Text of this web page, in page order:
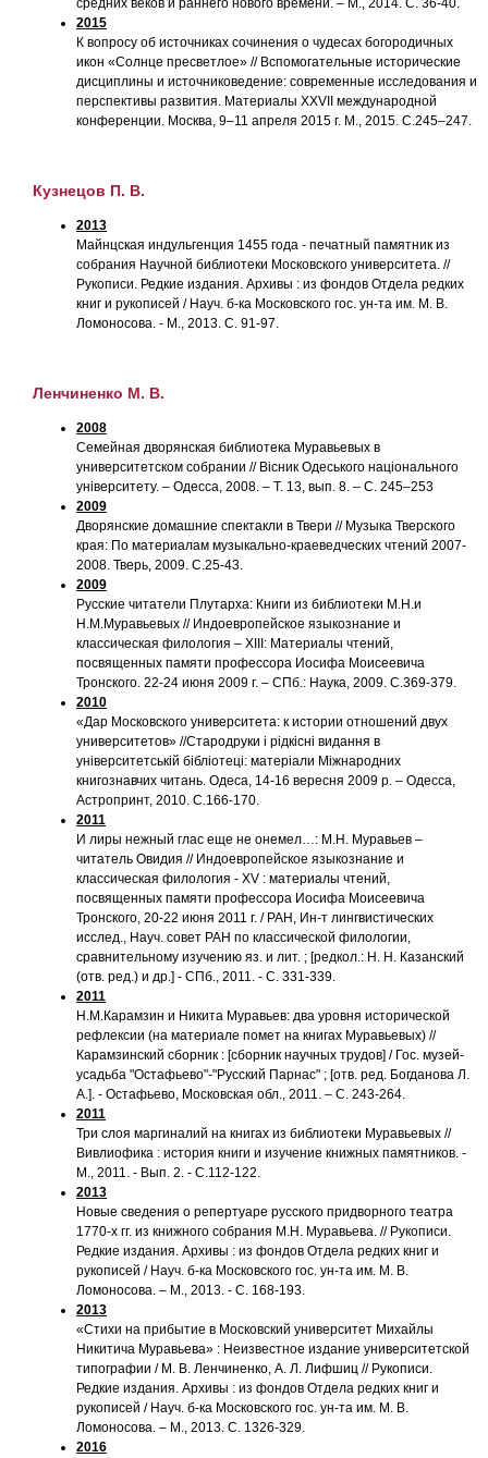
средних веков и раннего нового времени. – М., 2014. С. 36-40.
2015
К вопросу об источниках сочинения о чудесах богородичных
икон «Солнце пресветлое» // Вспомогательные исторические
дисциплины и источниковедение: современные исследования и
перспективы развития. Материалы XXVII международной
конференции. Москва, 9–11 апреля 2015 г. М., 2015. С.245–247.
Кузнецов П. В.
2013
Майнцская индульгенция 1455 года - печатный памятник из
собрания Научной библиотеки Московского университета. //
Рукописи. Редкие издания. Архивы : из фондов Отдела редких
книг и рукописей / Науч. б-ка Московского гос. ун-та им. М. В.
Ломоносова. - М., 2013. С. 91-97.
Ленчиненко М. В.
2008
Семейная дворянская библиотека Муравьевых в
университетском собрании // Вiсник Одеського нацiонального
унiверситету. – Одесса, 2008. – Т. 13, вып. 8. – С. 245–253
2009
Дворянские домашние спектакли в Твери // Музыка Тверского
края: По материалам музыкально-краеведческих чтений 2007-
2008. Тверь, 2009. С.25-43.
2009
Русские читатели Плутарха: Книги из библиотеки М.Н.и
Н.М.Муравьевых // Индоевропейское языкознание и
классическая филология – XIII: Материалы чтений,
посвященных памяти профессора Иосифа Моисеевича
Тронского. 22-24 июня 2009 г. – СПб.: Наука, 2009. С.369-379.
2010
«Дар Московского университета: к истории отношений двух
университетов» //Стародруки i рiдкiснi видання в
унiверситетськiй бiблiотецi: матерiали Мiжнародних
книгознавчих читань. Одеса, 14-16 вересня 2009 р. – Одесса,
Астропринт, 2010. С.166-170.
2011
И лиры нежный глас еще не онемел…: М.Н. Муравьев –
читатель Овидия // Индоевропейское языкознание и
классическая филология - XV : материалы чтений,
посвященных памяти профессора Иосифа Моисеевича
Тронского, 20-22 июня 2011 г. / РАН, Ин-т лингвистических
исслед., Науч. совет РАН по классической филологии,
сравнительному изучению яз. и лит. ; [редкол.: Н. Н. Казанский
(отв. ред.) и др.] - СПб., 2011. - С. 331-339.
2011
Н.М.Карамзин и Никита Муравьев: два уровня исторической
рефлексии (на материале помет на книгах Муравьевых) //
Карамзинский сборник : [сборник научных трудов] / Гос. музей-
усадьба "Остафьево"-"Русский Парнас" ; [отв. ред. Богданова Л.
А.]. - Остафьево, Московская обл., 2011. – C. 243-264.
2011
Три слоя маргиналий на книгах из библиотеки Муравьевых //
Вивлиофика : история книги и изучение книжных памятников. -
М., 2011. - Вып. 2. - С.112-122.
2013
Новые сведения о репертуаре русского придворного театра
1770-х гг. из книжного собрания М.Н. Муравьева. // Рукописи.
Редкие издания. Архивы : из фондов Отдела редких книг и
рукописей / Науч. б-ка Московского гос. ун-та им. М. В.
Ломоносова. – М., 2013. - С. 168-193.
2013
«Стихи на прибытие в Московский университет Михайлы
Никитича Муравьева» : Неизвестное издание университетской
типографии / М. В. Ленчиненко, А. Л. Лифшиц // Рукописи.
Редкие издания. Архивы : из фондов Отдела редких книг и
рукописей / Науч. б-ка Московского гос. ун-та им. М. В.
Ломоносова. – М., 2013. С. 1326-329.
2016